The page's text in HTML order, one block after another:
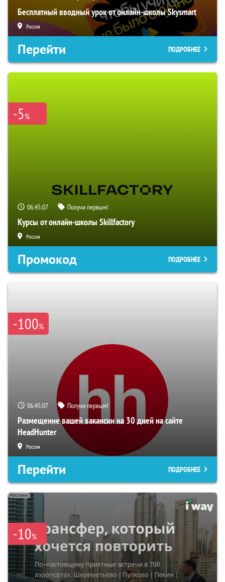
Бесплатный вводный урок от онлайн-школы Skysmart
Россия
Перейти ПОДРОБНЕЕ
-5%
06:45:06 Получи первым!
Курсы от онлайн-школы Skillfactory
Россия
Промокод ПОДРОБНЕЕ
-100%
06:45:06 Получи первым!
Размещение вашей вакансии на 30 дней на сайте
HeadHunter
Россия
Перейти ПОДРОБНЕЕ
-10%